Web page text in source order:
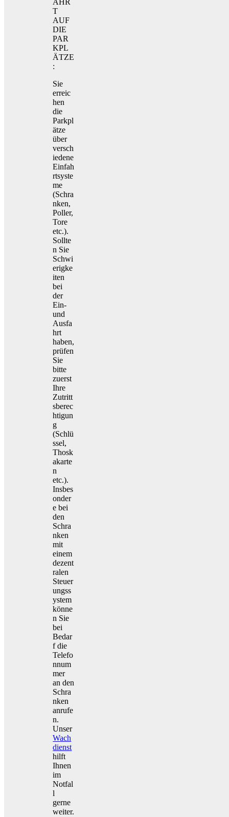
AHR
T
AUF
DIE
PAR
KPL
ÄTZE
:
Sie
erreic
hen
die
Parkpl
ätze
über
versch
iedene
Einfah
rtsyste
me
(Schra
nken,
Poller,
Tore
etc.).
Sollte
n Sie
Schwi
erigke
iten
bei
der
Ein-
und
Ausfa
hrt
haben,
prüfen
Sie
bitte
zuerst
Ihre
Zutritt
sberec
htigun
g
(Schlü
ssel,
Thosk
akarte
n
etc.).
Insbes
onder
e bei
den
Schra
nken
mit
einem
dezent
ralen
Steuer
ungss
ystem
könne
n Sie
bei
Bedar
f die
Telefo
nnum
mer
an den
Schra
nken
anrufe
n.
Unser
Wach
dienst
hilft
Ihnen
im
Notfal
l
gerne
weiter.